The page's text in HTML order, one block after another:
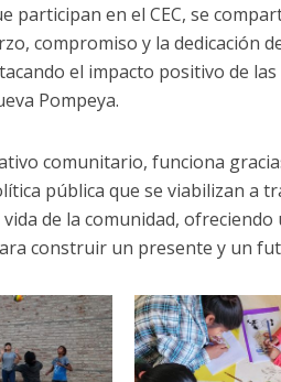
participan en el CEC, se
compromiso y la dedicación
el impacto positivo de
Pompeya.
comunitario, funciona
pública que se viabilizan a
de la comunidad,
construir un presente y un